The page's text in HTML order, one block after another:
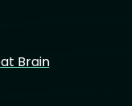
Brain